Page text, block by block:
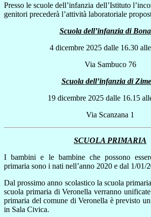
Presso le scuole dell’infanzia dell’Istituto
genitori precederà l’attività laboratoriale
Scuola dell’infanzia di
4 dicembre 2025 dalle 16.30
Via Sambuco 76
Scuola dell’infanzia di
19 dicembre 2025 dalle 16.15
Via Scanzana 1
SCUOLA PRIMARIA
I bambini e le bambine che possono
primaria sono i nati nell’anno 2020 e dal 1/01/
Dal prossimo anno scolastico la scuola
scuola primaria di Veronella verranno
primaria del comune di Veronella è previsto
in Sala Civica.